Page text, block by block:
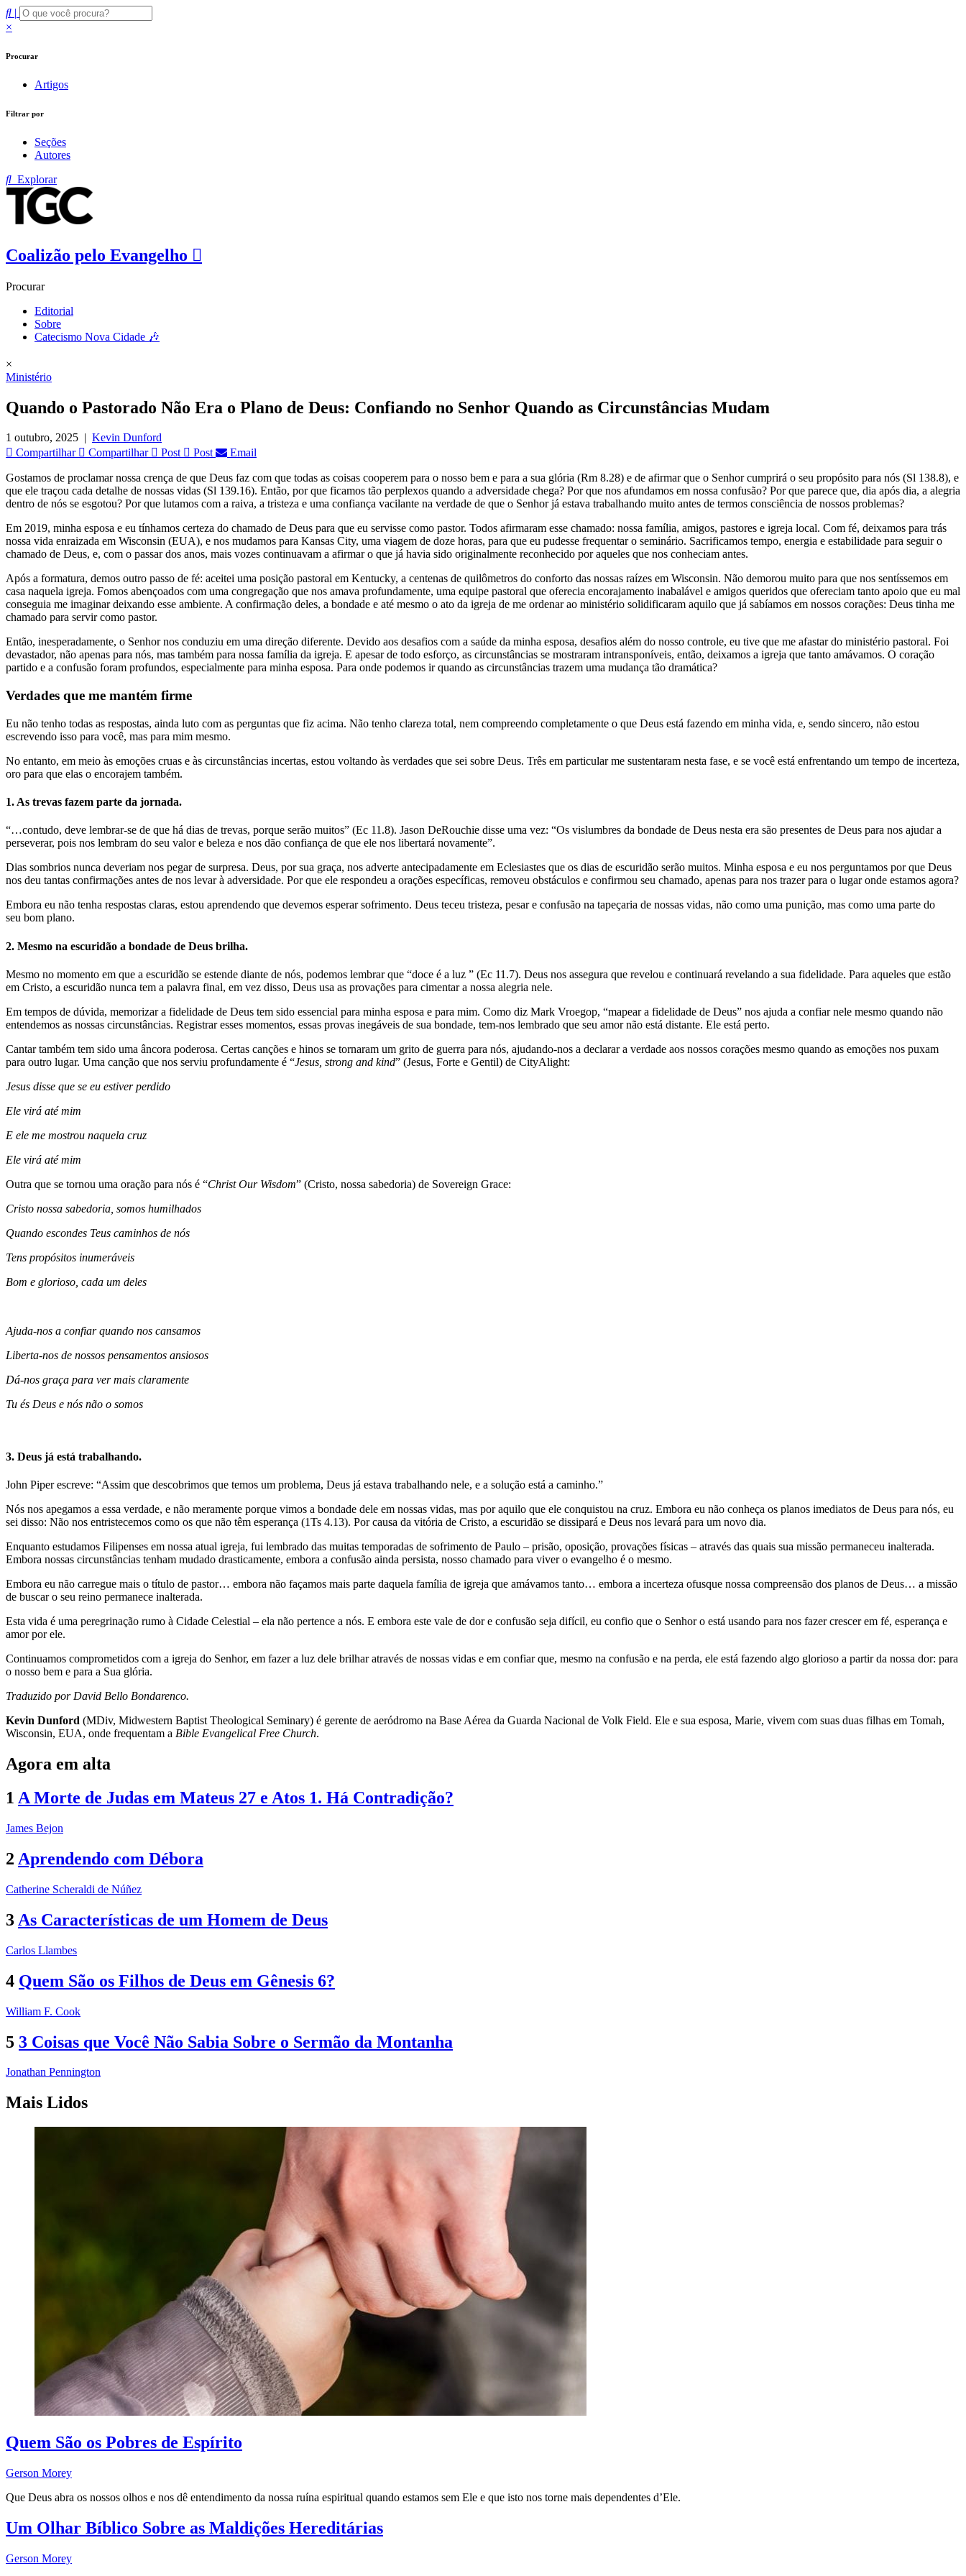
|
×
Procurar
Artigos
Filtrar por
Seções
Autores
Explorar
Coalizão pelo Evangelho
Procurar
Editorial
Sobre
Catecismo Nova Cidade 🎶
×
Ministério
Quando o Pastorado Não Era o Plano de Deus: Confiando no Senhor Quando as Circunstâncias Mudam
1 outubro, 2025 | Kevin Dunford
Compartilhar
Compartilhar Post Post Email
Gostamos de proclamar nossa crença de que Deus faz com que todas as coisas cooperem para o nosso bem e para a sua glória (Rm 8.28) e de afirmar que o Senhor cumprirá o seu propósito para nós (Sl 138.8), e
que ele traçou cada detalhe de nossas vidas (Sl 139.16). Então, por que ficamos tão perplexos quando a adversidade chega? Por que nos afundamos em nossa confusão? Por que parece que, dia após dia, a alegria
dentro de nós se esgotou? Por que lutamos com a raiva, a tristeza e uma confiança vacilante na verdade de que o Senhor já estava trabalhando muito antes de termos consciência de nossos problemas?
Em 2019, minha esposa e eu tínhamos certeza do chamado de Deus para que eu servisse como pastor. Todos afirmaram esse chamado: nossa família, amigos, pastores e igreja local. Com fé, deixamos para trás
nossa vida enraizada em Wisconsin (EUA), e nos mudamos para Kansas City, uma viagem de doze horas, para que eu pudesse frequentar o seminário. Sacrificamos tempo, energia e estabilidade para seguir o
chamado de Deus, e, com o passar dos anos, mais vozes continuavam a afirmar o que já havia sido originalmente reconhecido por aqueles que nos conheciam antes.
Após a formatura, demos outro passo de fé: aceitei uma posição pastoral em Kentucky, a centenas de quilômetros do conforto das nossas raízes em Wisconsin. Não demorou muito para que nos sentíssemos em
casa naquela igreja. Fomos abençoados com uma congregação que nos amava profundamente, uma equipe pastoral que oferecia encorajamento inabalável e amigos queridos que ofereciam tanto apoio que eu mal
conseguia me imaginar deixando esse ambiente. A confirmação deles, a bondade e até mesmo o ato da igreja de me ordenar ao ministério solidificaram aquilo que já sabíamos em nossos corações: Deus tinha me
chamado para servir como pastor.
Então, inesperadamente, o Senhor nos conduziu em uma direção diferente. Devido aos desafios com a saúde da minha esposa, desafios além do nosso controle, eu tive que me afastar do ministério pastoral. Foi
devastador, não apenas para nós, mas também para nossa família da igreja. E apesar de todo esforço, as circunstâncias se mostraram intransponíveis, então, deixamos a igreja que tanto amávamos. O coração
partido e a confusão foram profundos, especialmente para minha esposa. Para onde podemos ir quando as circunstâncias trazem uma mudança tão dramática?
Verdades que me mantém firme
Eu não tenho todas as respostas, ainda luto com as perguntas que fiz acima. Não tenho clareza total, nem compreendo completamente o que Deus está fazendo em minha vida, e, sendo sincero, não estou
escrevendo isso para você, mas para mim mesmo.
No entanto, em meio às emoções cruas e às circunstâncias incertas, estou voltando às verdades que sei sobre Deus. Três em particular me sustentaram nesta fase, e se você está enfrentando um tempo de incerteza,
oro para que elas o encorajem também.
1. As trevas fazem parte da jornada.
“…contudo, deve lembrar-se de que há dias de trevas, porque serão muitos” (Ec 11.8). Jason DeRouchie disse uma vez: “Os vislumbres da bondade de Deus nesta era são presentes de Deus para nos ajudar a
perseverar, pois nos lembram do seu valor e beleza e nos dão confiança de que ele nos libertará novamente”.
Dias sombrios nunca deveriam nos pegar de surpresa. Deus, por sua graça, nos adverte antecipadamente em Eclesiastes que os dias de escuridão serão muitos. Minha esposa e eu nos perguntamos por que Deus
nos deu tantas confirmações antes de nos levar à adversidade. Por que ele respondeu a orações específicas, removeu obstáculos e confirmou seu chamado, apenas para nos trazer para o lugar onde estamos agora?
Embora eu não tenha respostas claras, estou aprendendo que devemos esperar sofrimento. Deus teceu tristeza, pesar e confusão na tapeçaria de nossas vidas, não como uma punição, mas como uma parte do
seu bom plano.
2. Mesmo na escuridão a bondade de Deus brilha.
Mesmo no momento em que a escuridão se estende diante de nós, podemos lembrar que “doce é a luz ” (Ec 11.7). Deus nos assegura que revelou e continuará revelando a sua fidelidade. Para aqueles que estão
em Cristo, a escuridão nunca tem a palavra final, em vez disso, Deus usa as provações para cimentar a nossa alegria nele.
Em tempos de dúvida, memorizar a fidelidade de Deus tem sido essencial para minha esposa e para mim. Como diz Mark Vroegop, “mapear a fidelidade de Deus” nos ajuda a confiar nele mesmo quando não
entendemos as nossas circunstâncias. Registrar esses momentos, essas provas inegáveis de sua bondade, tem-nos lembrado que seu amor não está distante. Ele está perto.
Cantar também tem sido uma âncora poderosa. Certas canções e hinos se tornaram um grito de guerra para nós, ajudando-nos a declarar a verdade aos nossos corações mesmo quando as emoções nos puxam
para outro lugar. Uma canção que nos serviu profundamente é “Jesus, strong and kind” (Jesus, Forte e Gentil) de CityAlight:
Jesus disse que se eu estiver perdido
Ele virá até mim
E ele me mostrou naquela cruz
Ele virá até mim
Outra que se tornou uma oração para nós é “Christ Our Wisdom” (Cristo, nossa sabedoria) de Sovereign Grace:
Cristo nossa sabedoria, somos humilhados
Quando escondes Teus caminhos de nós
Tens propósitos inumeráveis
Bom e glorioso, cada um deles
Ajuda-nos a confiar quando nos cansamos
Liberta-nos de nossos pensamentos ansiosos
Dá-nos graça para ver mais claramente
Tu és Deus e nós não o somos
3. Deus já está trabalhando.
John Piper escreve: “Assim que descobrimos que temos um problema, Deus já estava trabalhando nele, e a solução está a caminho.”
Nós nos apegamos a essa verdade, e não meramente porque vimos a bondade dele em nossas vidas, mas por aquilo que ele conquistou na cruz. Embora eu não conheça os planos imediatos de Deus para nós, eu
sei disso: Não nos entristecemos como os que não têm esperança (1Ts 4.13). Por causa da vitória de Cristo, a escuridão se dissipará e Deus nos levará para um novo dia.
Enquanto estudamos Filipenses em nossa atual igreja, fui lembrado das muitas temporadas de sofrimento de Paulo – prisão, oposição, provações físicas – através das quais sua missão permaneceu inalterada.
Embora nossas circunstâncias tenham mudado drasticamente, embora a confusão ainda persista, nosso chamado para viver o evangelho é o mesmo.
Embora eu não carregue mais o título de pastor… embora não façamos mais parte daquela família de igreja que amávamos tanto… embora a incerteza ofusque nossa compreensão dos planos de Deus… a missão
de buscar o seu reino permanece inalterada.
Esta vida é uma peregrinação rumo à Cidade Celestial – ela não pertence a nós. E embora este vale de dor e confusão seja difícil, eu confio que o Senhor o está usando para nos fazer crescer em fé, esperança e
amor por ele.
Continuamos comprometidos com a igreja do Senhor, em fazer a luz dele brilhar através de nossas vidas e em confiar que, mesmo na confusão e na perda, ele está fazendo algo glorioso a partir da nossa dor: para
o nosso bem e para a Sua glória.
Traduzido por David Bello Bondarenco.
Kevin Dunford (MDiv, Midwestern Baptist Theological Seminary) é gerente de aeródromo na Base Aérea da Guarda Nacional de Volk Field. Ele e sua esposa, Marie, vivem com suas duas filhas em Tomah,
Wisconsin, EUA, onde frequentam a Bible Evangelical Free Church.
Agora em alta
1 A Morte de Judas em Mateus 27 e Atos 1. Há Contradição?
James Bejon
2 Aprendendo com Débora
Catherine Scheraldi de Núñez
3 As Características de um Homem de Deus
Carlos Llambes
4 Quem São os Filhos de Deus em Gênesis 6?
William F. Cook
5 3 Coisas que Você Não Sabia Sobre o Sermão da Montanha
Jonathan Pennington
Mais Lidos
Quem São os Pobres de Espírito
Gerson Morey
Que Deus abra os nossos olhos e nos dê entendimento da nossa ruína espiritual quando estamos sem Ele e que isto nos torne mais dependentes d’Ele.
Um Olhar Bíblico Sobre as Maldições Hereditárias
Gerson Morey